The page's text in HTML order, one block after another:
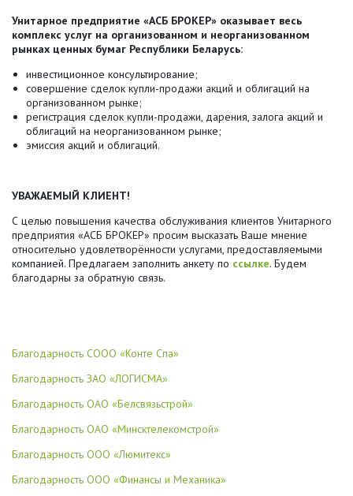
Унитарное предприятие «АСБ БРОКЕР» оказывает весь
комплекс услуг на организованном и неорганизованном
рынках ценных бумаг Республики Беларусь:
инвестиционное консультирование;
совершение сделок купли-продажи акций и облигаций на
организованном рынке;
регистрация сделок купли-продажи, дарения, залога акций и
облигаций на неорганизованном рынке;
эмиссия акций и облигаций.
УВАЖАЕМЫЙ КЛИЕНТ!
С целью повышения качества обслуживания клиентов Унитарного
предприятия «АСБ БРОКЕР» просим высказать Ваше мнение
относительно удовлетворённости услугами, предоставляемыми
компанией. Предлагаем заполнить анкету по ссылке. Будем
благодарны за обратную связь.
Благодарность СООО «Конте Спа»
Благодарность ЗАО «ЛОГИСМА»
Благодарность ОАО «Белсвязьстрой»
Благодарность ОАО «Минсктелекомстрой»
Благодарность ООО «Люмитекс»
Благодарность ООО «Финансы и Механика»